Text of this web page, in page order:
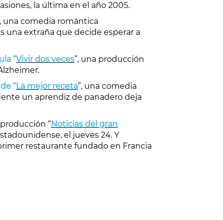
la última en el año 2005.
una comedia romántica
una extraña que decide esperar a
“Vivir dos veces”, una producción
“La mejor receta”, una comedia
un aprendiz de panadero deja
“Noticias del gran
el jueves 24. Y
restaurante fundado en Francia